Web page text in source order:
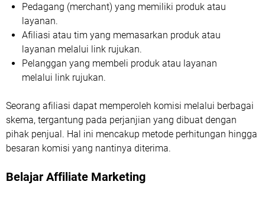
Pedagang (merchant) yang memiliki produk atau
layanan.
Afiliasi atau tim yang memasarkan produk atau
layanan melalui link rujukan.
Pelanggan yang membeli produk atau layanan
melalui link rujukan.
Seorang afiliasi dapat memperoleh komisi melalui berbagai
skema, tergantung pada perjanjian yang dibuat dengan
pihak penjual. Hal ini mencakup metode perhitungan hingga
besaran komisi yang nantinya diterima.
Belajar Affiliate Marketing